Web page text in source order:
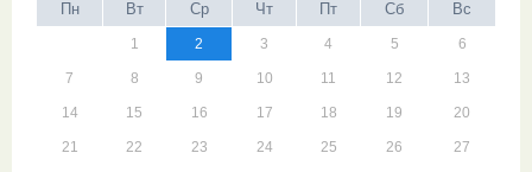
Пн
Вт Ср Чт Пт Сб Вс
1 2 3 4 5 6
7 8 9 10 11 12 13
14 15 16 17 18 19 20
21 22 23 24 25 26 27